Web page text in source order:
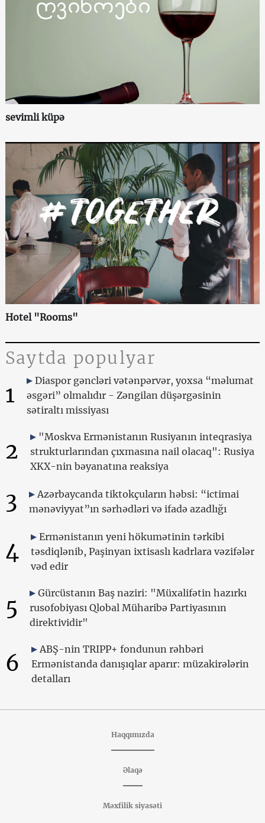
sevimli küpə
Hotel "Rooms"
Saytda populyar
1
Diaspor gəncləri vətənpərvər, yoxsa “məlumat
əsgəri” olmalıdır - Zəngilan düşərgəsinin
sətiraltı missiyası
2
"Moskva Ermənistanın Rusiyanın inteqrasiya
strukturlarından çıxmasına nail olacaq": Rusiya
XKX-nin bəyanatına reaksiya
3
Azərbaycanda tiktokçuların həbsi: “ictimai
mənəviyyat”ın sərhədləri və ifadə azadlığı
4
Ermənistanın yeni hökumətinin tərkibi
təsdiqlənib, Paşinyan ixtisaslı kadrlara vəzifələr
vəd edir
5
Gürcüstanın Baş naziri: "Müxalifətin hazırkı
rusofobiyası Qlobal Müharibə Partiyasının
direktividir"
6
ABŞ-nin TRIPP+ fondunun rəhbəri
Ermənistanda danışıqlar aparır: müzakirələrin
detalları
Haqqımızda
Əlaqə
Məxfilik siyasəti